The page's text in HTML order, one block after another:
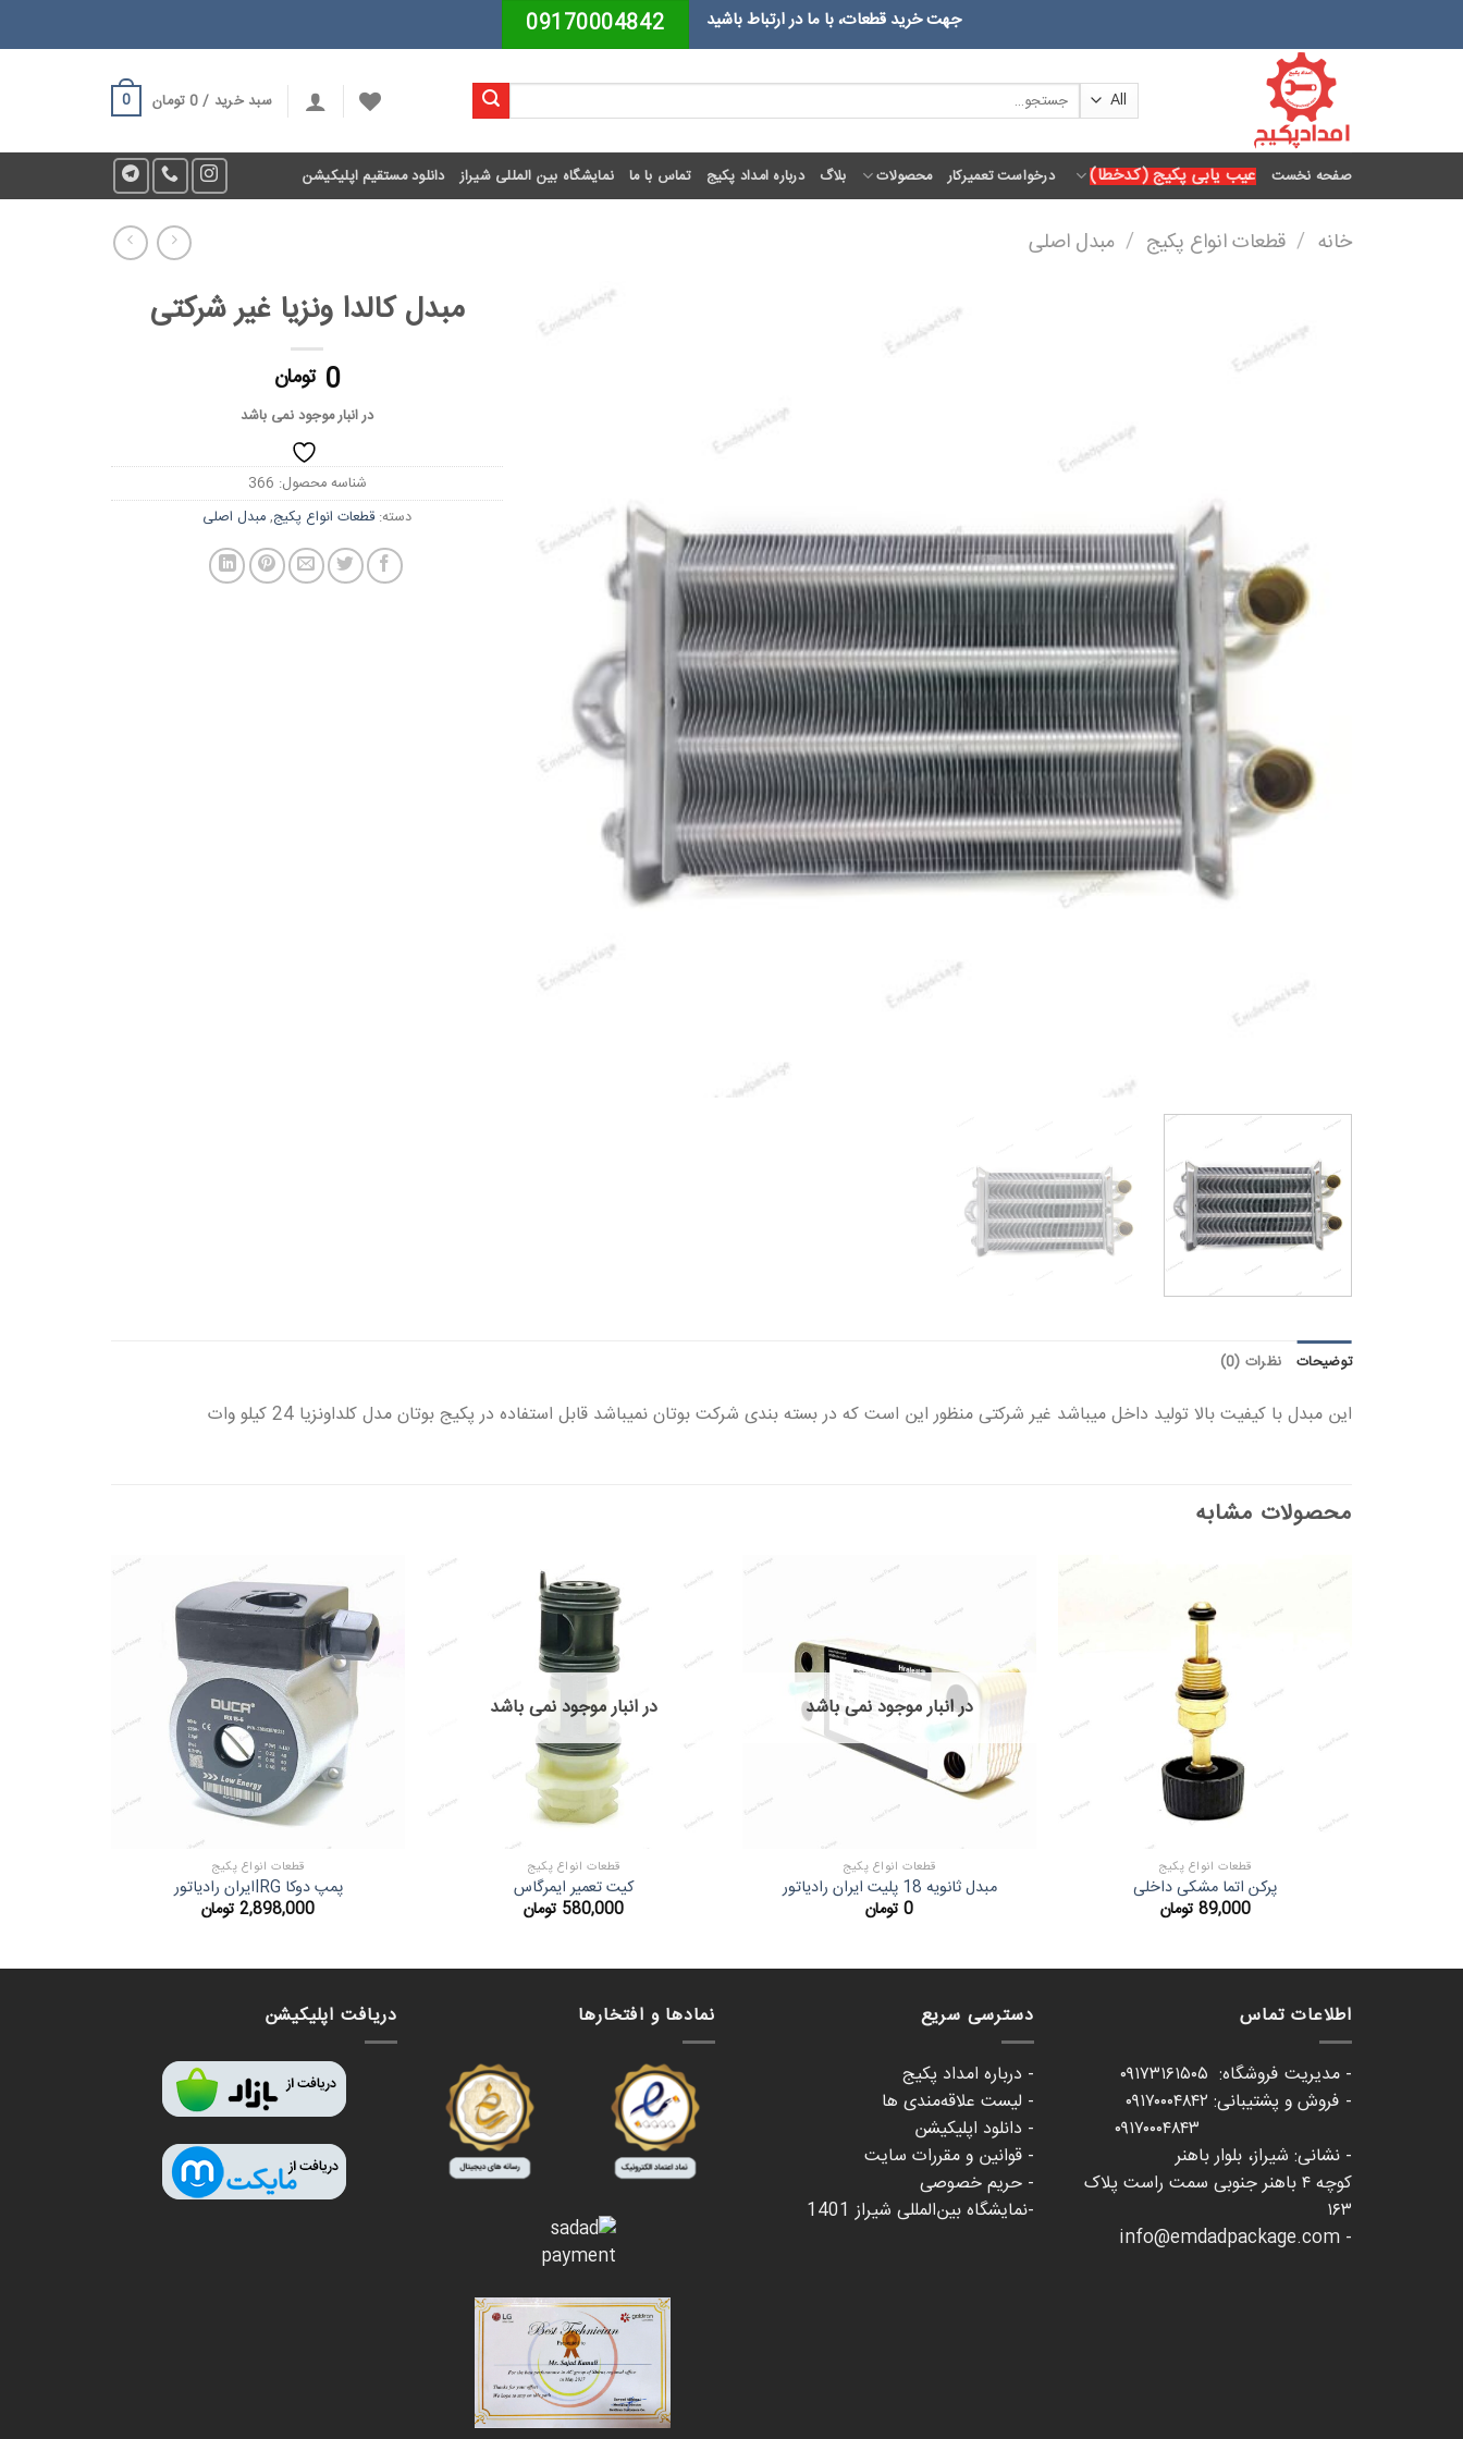
جهت خرید قطعات، با ما در ارتباط باشید 09170004842
جستجو
برای:
سبد خرید /0 تومان 0
صفحه نخست عیب یابی پکیج (کدخطا) درخواست تعمیرکار محصولات بلاگ درباره امداد پکیج تماس با ما نمایشگاه بین المللی شیراز دانلود مستقیم اپلیکیشن
خانه / قطعات انواع پکیج / مبدل اصلی
مبدل کالدا ونزیا غیر شرکتی
0 تومان
در انبار موجود نمی باشد
شناسه محصول: 366
دسته:قطعات انواع پکیج, مبدل اصلی
توضیحات نظرات (0)
این مبدل با کیفیت بالا تولید داخل میباشد غیر شرکتی منظور این است که در بسته بندی شرکت بوتان نمیباشد قابل استفاده در پکیج بوتان مدل کلداونزیا 24 کیلو وات
محصولات مشابه
قطعات انواع پکیج
پرکن اتما مشکی داخلی
89,000 تومان
در انبار موجود نمی باشد
قطعات انواع پکیج
مبدل ثانویه 18 پلیت ایران رادیاتور
0 تومان
در انبار موجود نمی باشد
قطعات انواع پکیج
کیت تعمیر ایمرگاس
580,000 تومان
قطعات انواع پکیج
پمپ دوکا IRGایران رادیاتور
2,898,000 تومان
اطلاعات تماس
- مدیریت فروشگاه: ۰۹۱۷۳۱۶۱۵۰۵
- فروش و پشتیبانی: ۰۹۱۷۰۰۰۴۸۴۲
- نشانی: شیراز، بلوار باهنر
کوچه ۴ باهنر جنوبی سمت راست پلاک
۱۶۳
- info@emdadpackage.com
دسترسی سریع
- درباره امداد پکیج
- لیست علاقه‌مندی ها
- دانلود اپلیکیشن
- قوانین و مقررات سایت
- حریم خصوصی
-نمایشگاه بین‌المللی شیراز 1401
نمادها و افتخارها دریافت اپلیکیشن